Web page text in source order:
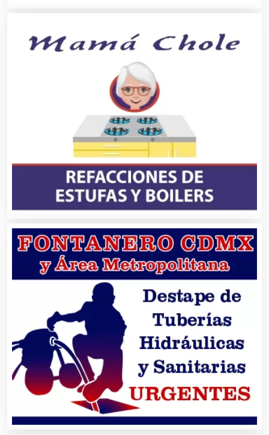
Alquiler de Autos
Alquiler de Equipos para Fiestas
Alquiler de Sillas y Mesas
Alquiler de Trajes de Etiqueta
Alta Costura
Aluminio
Ambulancias